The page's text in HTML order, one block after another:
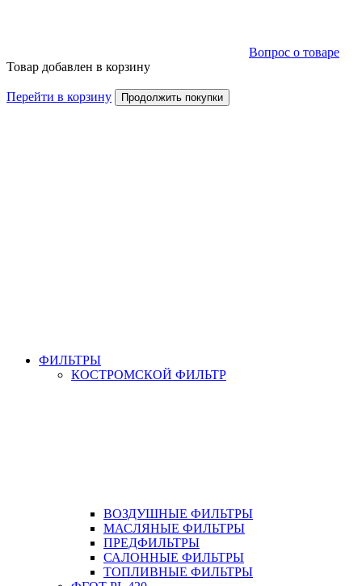
Вопрос о товаре
Товар добавлен в корзину
Перейти в корзину Продолжить покупки
ФИЛЬТРЫ
КОСТРОМСКОЙ ФИЛЬТР
ВОЗДУШНЫЕ ФИЛЬТРЫ
МАСЛЯНЫЕ ФИЛЬТРЫ
ПРЕДФИЛЬТРЫ
САЛОННЫЕ ФИЛЬТРЫ
ТОПЛИВНЫЕ ФИЛЬТРЫ